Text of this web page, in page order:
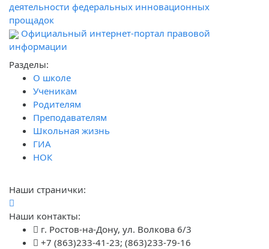
деятельности федеральных инновационных
прощадок
Официальный интернет-портал правовой
информации
Разделы:
О школе
Ученикам
Родителям
Преподавателям
Школьная жизнь
ГИА
НОК
Наши странички:
Наши контакты:
г. Ростов-на-Дону, ул. Волкова 6/3
+7 (863)233-41-23; (863)233-79-16